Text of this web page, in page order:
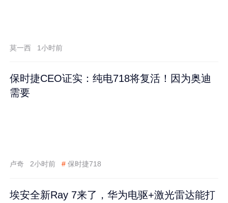
莫一西 1小时前
保时捷CEO证实：纯电718将复活！因为奥迪
需要
卢奇 2小时前 # 保时捷718
埃安全新Ray 7来了，华为电驱+激光雷达能打